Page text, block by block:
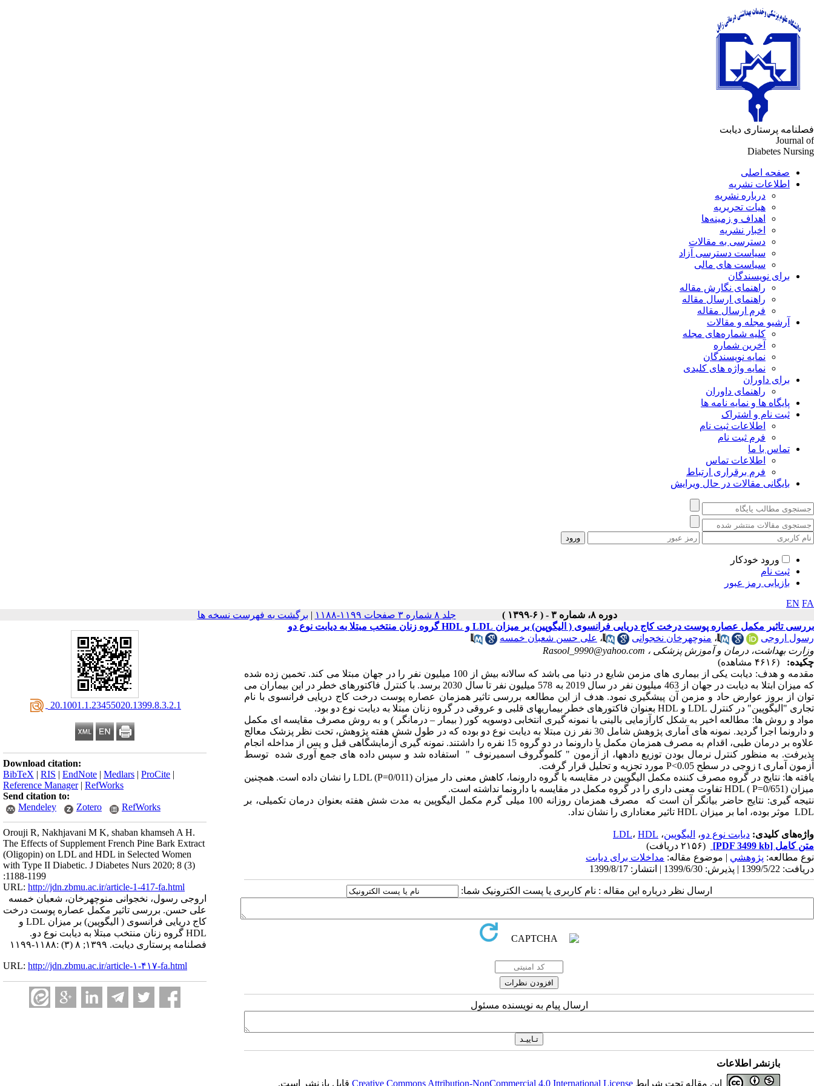
فصلنامه پرستاری دیابت
Journal of
Diabetes Nursing
صفحه اصلی
اطلاعات نشریه
درباره نشریه
هیات تحریریه
اهداف و زمینه‌ها
اخبار نشریه
دسترسی به مقالات
سیاست دسترسی آزاد
سیاست های مالی
برای نویسندگان
راهنمای نگارش مقاله
راهنمای ارسال مقاله
فرم ارسال مقاله
آرشیو مجله و مقالات
کلیه شماره‌های مجله
آخرین شماره
نمایه نویسندگان
نمایه واژه های کلیدی
برای داوران
راهنمای داوران
پایگاه ها و نمایه نامه ها
ثبت نام و اشتراک
اطلاعات ثبت نام
فرم ثبت نام
تماس با ما
اطلاعات تماس
فرم برقراری ارتباط
بایگانی مقالات در حال ویرایش
ورود خودکار
ثبت نام
بازیابی رمز عبور
EN FA
دوره ۸، شماره ۳ - ( ۶-۱۳۹۹ )
جلد ۸ شماره ۳ صفحات ۱۱۹۹-۱۱۸۸ | برگشت به فهرست نسخه ها
‎ 20.1001.1.23455020.1399.8.3.2.1
Download citation:
BibTeX | RIS | EndNote | Medlars | ProCite |
Reference Manager| RefWorks
Send citation to:
Mendeley
Zotero RefWorks
Orouji R, Nakhjavani M K, shaban khamseh A H.
The Effects of Supplement French Pine Bark Extract
(Oligopin) on LDL and HDL in Selected Women
with Type II Diabetic. J Diabetes Nurs 2020; 8 (3)
:1188-1199
URL: http://jdn.zbmu.ac.ir/article-1-417-fa.html
اروجی رسول، نخجوانی منوچهرخان، شعبان خمسه
علی حسن. بررسی تاثیر مکمل عصاره پوست درخت
کاج دریایی فرانسوی ( الیگوپین) بر میزان LDL و
HDL گروه زنان منتخب مبتلا به دیابت نوع دو.
فصلنامه پرستاری دیابت. ۱۳۹۹; ۸ (۳) :۱۱۸۸-۱۱۹۹
URL: http://jdn.zbmu.ac.ir/article-۱-۴۱۷-fa.html
بررسی تاثیر مکمل عصاره پوست درخت کاج دریایی فرانسوی ( الیگوپین) بر میزان LDL و HDL گروه زنان منتخب مبتلا به دیابت نوع دو
رسول اروجی
، منوچهرخان نخجوانی ، علی حسن شعبان خمسه
وزارت بهداشت، درمان و آموزش پزشکی ، Rasool_9990@yahoo.com
چکیده:
(۴۶۱۶ مشاهده)
مقدمه و هدف: دیابت یکی از بیماری های مزمن شایع در دنیا می باشد که سالانه بیش از 100 میلیون نفر را در جهان مبتلا می کند. تخمین زده شده
که میزان ابتلا به دیابت در جهان از 463 میلیون نفر در سال 2019 به 578 میلیون نفر تا سال 2030 برسد. با کنترل فاکتورهای خطر در این بیماران می
توان از بروز عوارض حاد و مزمن آن پیشگیری نمود. هدف از این مطالعه بررسی تاثیر همزمان عصاره پوست درخت کاج دریایی فرانسوی با نام
تجاری "الیگوپین" در کنترل LDL و HDL بعنوان فاکتورهای خطر بیماریهای قلبی و عروقی در گروه زنان مبتلا به دیابت نوع دو بود.
مواد و روش ها: مطالعه اخیر به شکل کارآزمایی بالینی با نمونه گیری انتخابی دوسویه کور ( بیمار – درمانگر ) و به روش مصرف مقایسه ای مکمل
و دارونما اجرا گردید. نمونه های آماری پژوهش شامل 30 نفر زن مبتلا به دیابت نوع دو بوده که در طول شش هفته پژوهش، تحت نظر پزشک معالج
علاوه بر درمان طبی، اقدام به مصرف همزمان مکمل یا دارونما در دو گروه 15 نفره را داشتند. نمونه گیری آزمایشگاهی قبل و پس از مداخله انجام
پذیرفت. به منظور کنترل نرمال بودن توزیع داده­ها، از آزمون " کلموگروف اسمیرنوف " استفاده شد و سپس داده های جمع آوری شده توسط
آزمون آماری t زوجی در سطح 0.05>P مورد تجزیه و تحلیل قرار گرفت.
یافته ها: نتایج در گروه مصرف کننده مکمل الیگوپین در مقایسه با گروه دارونما، کاهش معنی دار میزان LDL (P=0/011) را نشان داده است. همچنین
میزان HDL ( P=0/651) تفاوت معنی داری را در گروه مکمل در مقایسه با دارونما نداشته است.
نتیجه گیری: نتایج حاضر بیانگر آن است که مصرف همزمان روزانه 100 میلی گرم مکمل الیگوپین به مدت شش هفته بعنوان درمان تکمیلی، بر
LDL موثر بوده، اما بر میزان HDL تاثیر معناداری را نشان نداد.
واژه‌های کلیدی: دیابت نوع دو، الیگوپین، LDL، HDL
متن کامل [PDF 3499 kb]
(۲۱۵۶ دریافت)
نوع مطالعه: پژوهشي | موضوع مقاله: مداخلات برای دیابت
دریافت: 1399/5/22 | پذیرش: 1399/6/30 | انتشار: 1399/8/17
ارسال نظر درباره این مقاله : نام کاربری یا پست الکترونیک شما:
ارسال پیام به نویسنده مسئول
بازنشر اطلاعات
این مقاله تحت شرایط Creative Commons Attribution-NonCommercial 4.0 International Licenseقابل بازنشر است.